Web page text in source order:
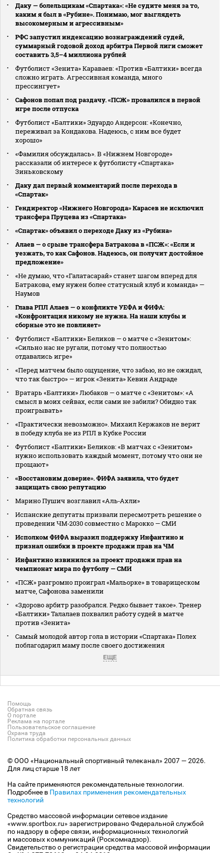
Даку — болельщикам «Спартака»: «Не судите меня за то,
каким я был в «Рубине». Понимаю, мог выглядеть
высокомерным и агрессивным»
РФС запустил индексацию вознаграждений судей,
суммарный годовой доход арбитра Первой лиги сможет
составить 3,5–4 миллиона рублей
Футболист «Зенита» Караваев: «Против «Балтики» всегда
сложно играть. Агрессивная команда, много
прессингует»
Сафонов попал под раздачу. «ПСЖ» провалился в первой
игре после отпуска
Футболист «Балтики» Эдуардо Андерсон: «Конечно,
переживал за Кондакова. Надеюсь, с ним все будет
хорошо»
«Фамилия обсуждалась». В «Нижнем Новгороде»
рассказали об интересе к футболисту «Спартака»
Зиньковскому
Даку дал первый комментарий после перехода в
«Спартак»
Гендиректор «Нижнего Новгорода» Карасев не исключил
трансфера Пруцева из «Спартака»
«Спартак» объявил о переходе Даку из «Рубина»
Алаев — о срыве трансфера Батракова в «ПСЖ»: «Если и
уезжать, то как Сафонов. Надеюсь, он получит достойное
предложение»
«Не думаю, что «Галатасарай» станет шагом вперед для
Батракова, ему нужен более статусный клуб и команда» —
Наумов
Глава РПЛ Алаев — о конфликте УЕФА и ФИФА:
«Конфронтация никому не нужна. На наши клубы и
сборные это не повлияет»
Футболист «Балтики» Беликов — о матче с «Зенитом»:
«Сильно нас не ругали, потому что полностью
отдавались игре»
«Перед матчем было ощущение, что забью, но не ожидал,
что так быстро» — игрок «Зенита» Кевин Андраде
Вратарь «Балтики» Любаков — о матче с «Зенитом»: «А
смысл в моих сейвах, если сами не забили? Обидно так
проигрывать»
«Практически невозможно». Михаил Кержаков не верит
в победу клуба не из РПЛ в Кубке России
Футболист «Балтики» Беликов: «В матчах с «Зенитом»
нужно использовать каждый момент, потому что они не
прощают»
«Восстановим доверие». ФИФА заявила, что будет
защищать свою репутацию
Марино Пушич возглавил «Аль‑Ахли»
Испанские депутаты призвали пересмотреть решение о
проведении ЧМ‑2030 совместно с Марокко — СМИ
Исполком ФИФА выразил поддержку Инфантино и
признал ошибки в проекте продажи прав на ЧМ
Инфантино извинился за проект продажи прав на
чемпионат мира по футболу — СМИ
«ПСЖ» разгромно проиграл «Мальорке» в товарищеском
матче, Сафонова заменили
«Здорово арбитр разобрался. Редко бывает такое». Тренер
«Балтики» Талалаев похвалил работу судей в матче
против «Зенита»
Самый молодой автор гола в истории «Спартака» Полех
поблагодарил маму после своего достижения
ЕЩЕ
Помощь
Обратная связь
О портале
Реклама на портале
Пользовательское соглашение
Охрана труда
Политика обработки персональных данных
© ООО «Национальный спортивный телеканал» 2007 — 2026.
Для лиц старше 18 лет
На сайте применяются рекомендательные технологии.
Подробнее в Правилах применения рекомендательных
технологий
Средство массовой информации сетевое издание
«www.sportbox.ru» зарегистрировано Федеральной службой
по надзору в сфере связи, информационных технологий
и массовых коммуникаций (Роскомнадзор).
Свидетельство о регистрации средства массовой информации